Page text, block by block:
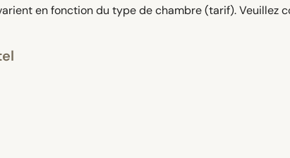
en fonction du type de chambre (tarif). Veuillez